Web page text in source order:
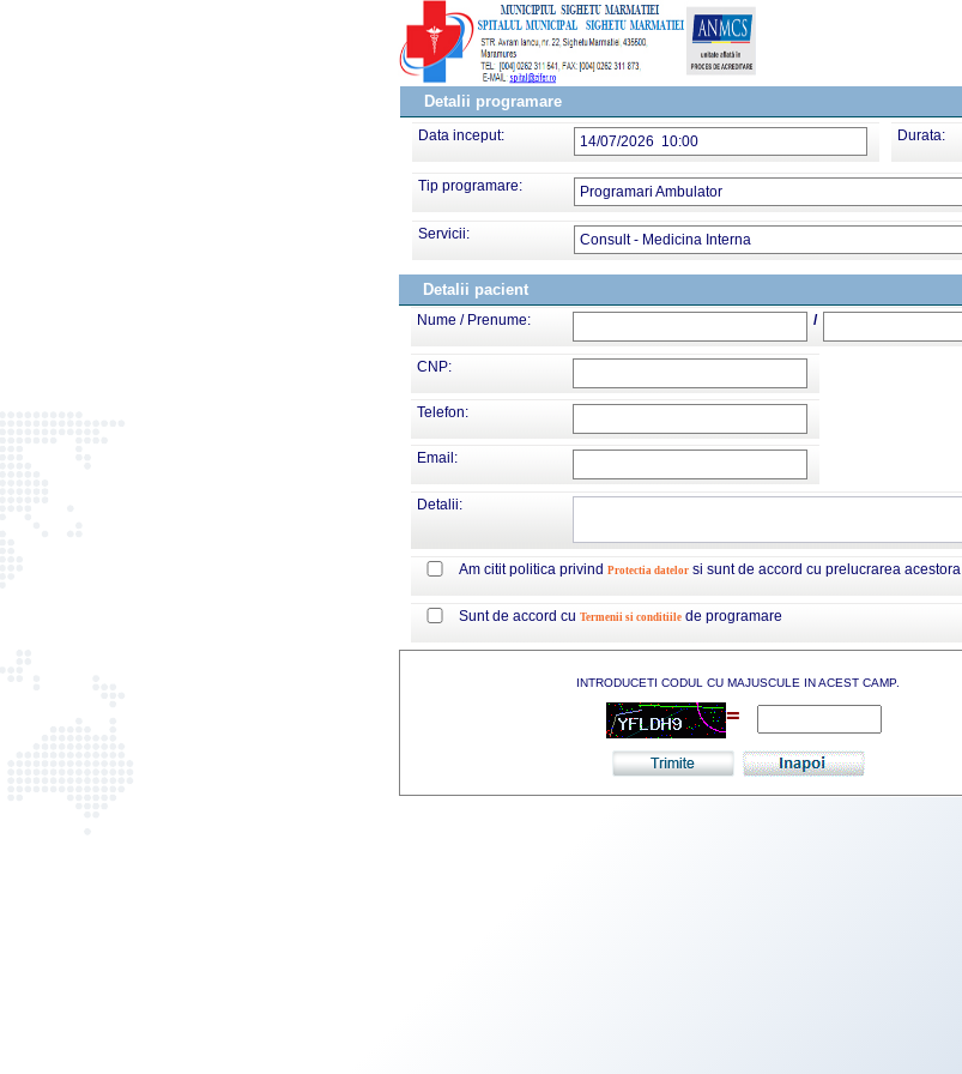
Detalii programare
Data inceput: 14/07/2026 10:00 Durata:
Tip programare: Programari Ambulator
Servicii: Consult - Medicina Interna
Detalii pacient
Nume / Prenume: /
CNP:
Telefon:
Email:
Detalii:
Am citit politica privind Protectia datelor si sunt de accord cu prelucrarea acestora
Sunt de accord cu Termenii si conditiile de programare
INTRODUCETI CODUL CU MAJUSCULE IN ACEST CAMP.
=